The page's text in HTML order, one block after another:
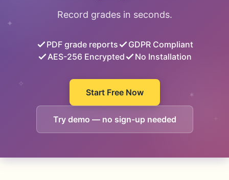
✶
✧
✦
Record grades in seconds.
PDF grade reports
GDPR Compliant
AES-256 Encrypted
No Installation
Start Free Now
Try demo — no sign-up needed